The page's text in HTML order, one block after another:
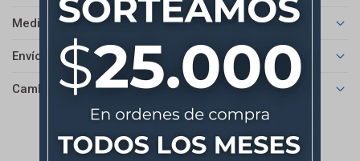
Medios de pago
Envíos
Cambios y Devoluciones